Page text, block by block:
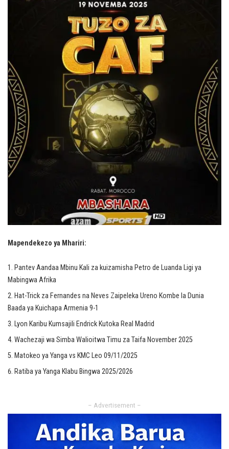
Mapendekezo ya Mhariri:
Pantev Aandaa Mbinu Kali za kuizamisha Petro de Luanda Ligi ya
Mabingwa Afrika
Hat-Trick za Fernandes na Neves Zaipeleka Ureno Kombe la Dunia
Baada ya Kuichapa Armenia 9-1
Lyon Karibu Kumsajili Endrick Kutoka Real Madrid
Wachezaji wa Simba Walioitwa Timu za Taifa November 2025
Matokeo ya Yanga vs KMC Leo 09/11/2025
Ratiba ya Yanga Klabu Bingwa 2025/2026
– Advertisement –